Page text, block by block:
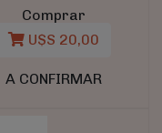
Comprar
U$S 20,00
A CONFIRMAR